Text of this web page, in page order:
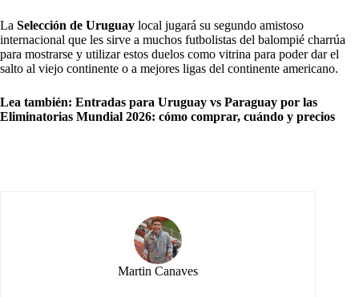
La Selección de Uruguay local jugará su segundo amistoso
internacional que les sirve a muchos futbolistas del balompié charrúa
para mostrarse y utilizar estos duelos como vitrina para poder dar el
salto al viejo continente o a mejores ligas del continente americano.
Lea también: Entradas para Uruguay vs Paraguay por las
Eliminatorias Mundial 2026: cómo comprar, cuándo y precios
Martin Canaves